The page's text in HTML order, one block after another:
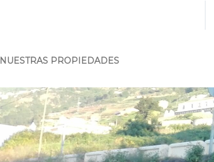
NUESTRAS PROPIEDADES